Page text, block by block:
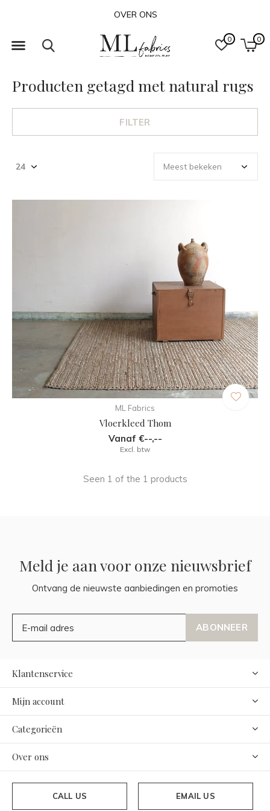
0 0
OVER ONS
Producten getagd met natural rugs
FILTER
ML Fabrics
Vloerkleed Thom
Vanaf €--,--
Excl. btw
Seen 1 of the 1 products
Meld je aan voor onze nieuwsbrief
Ontvang de nieuwste aanbiedingen en promoties
ABONNEER
Klantenservice
Mijn account
Categorieën
Over ons
CALL US EMAIL US